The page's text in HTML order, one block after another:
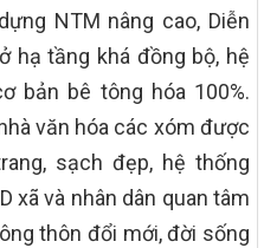
NTM nâng cao, Diễn
hạ tầng khá đồng bộ, hệ
bản bê tông hóa 100%.
văn hóa các xóm được
sạch đẹp, hệ thống
xã và nhân dân quan tâm
thôn đổi mới, đời sống